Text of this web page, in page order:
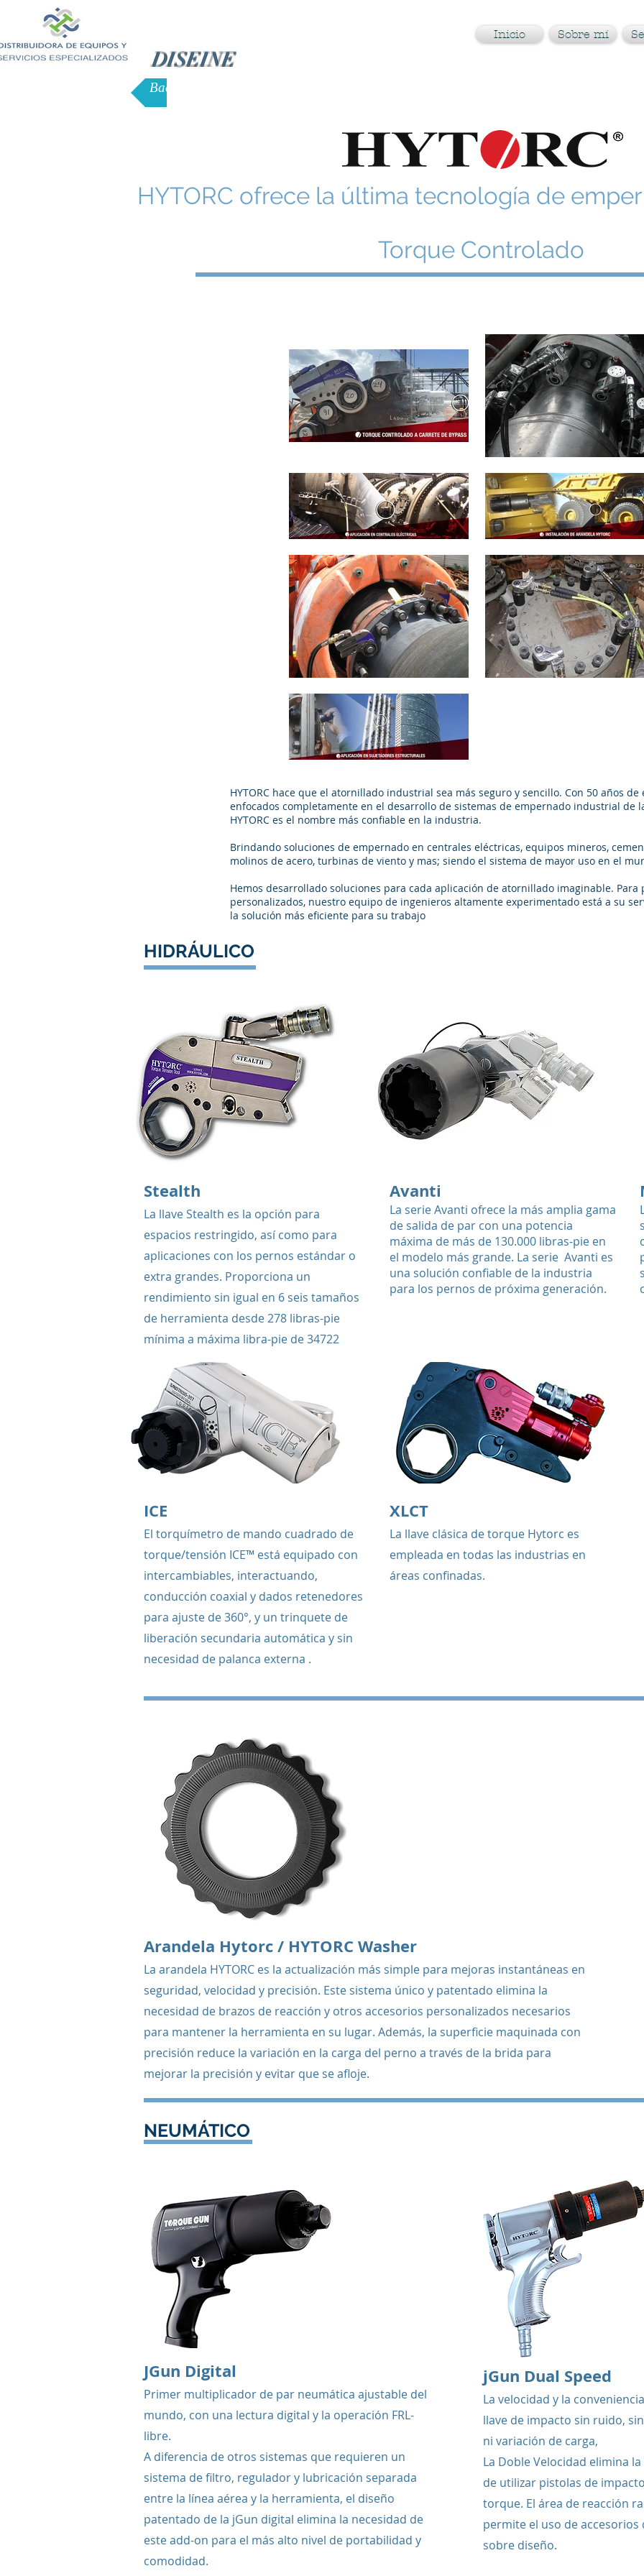
Inicio Sobre mí
DISEINE
Back to equipment
HYTORC ofrece la última tecnología de
Torque Controlado
HYTORC hace que el atornillado industrial sea más seguro y sencillo. Con 50 años de
enfocados completamente en el desarrollo de sistemas de empernado industrial de
HYTORC es el nombre más confiable en la industria.
Brindando soluciones de empernado en centrales eléctricas, equipos mineros,
molinos de acero, turbinas de viento y mas; siendo el sistema de mayor uso en el
Hemos desarrollado soluciones para cada aplicación de atornillado imaginable. Para
personalizados, nuestro equipo de ingenieros altamente experimentado está a su
la solución más eficiente para su trabajo
HIDRÁULICO
Stealth
La llave Stealth es la opción para
espacios restringido, así como para
aplicaciones con los pernos estándar o
extra grandes. Proporciona un
rendimiento sin igual en 6 seis tamaños
de herramienta desde 278 libras-pie
mínima a máxima libra-pie de 34722
ICE
El torquímetro de mando cuadrado de
torque/tensión ICE™ está equipado con
intercambiables, interactuando,
conducción coaxial y dados retenedores
para ajuste de 360°, y un trinquete de
liberación secundaria automática y sin
necesidad de palanca externa .
Avanti
La serie Avanti ofrece la más amplia gama
de salida de par con una potencia
máxima de más de 130.000 libras-pie en
el modelo más grande. La serie Avanti es
una solución confiable de la industria
para los pernos de próxima generación.
XLCT
La llave clásica de torque Hytorc es
empleada en todas las industrias en
áreas confinadas.
Arandela Hytorc / HYTORC Washer
La arandela HYTORC es la actualización más simple para mejoras instantáneas en
seguridad, velocidad y precisión. Este sistema único y patentado elimina la
necesidad de brazos de reacción y otros accesorios personalizados necesarios
para mantener la herramienta en su lugar. Además, la superficie maquinada con
precisión reduce la variación en la carga del perno a través de la brida para
mejorar la precisión y evitar que se afloje.
NEUMÁTICO
JGun Digital
Primer multiplicador de par neumática ajustable del
mundo, con una lectura digital y la operación FRL-
libre.
A diferencia de otros sistemas que requieren un
sistema de filtro, regulador y lubricación separada
entre la línea aérea y la herramienta, el diseño
patentado de la jGun digital elimina la necesidad de
este add-on para el más alto nivel de portabilidad y
comodidad.
jGun Dual Speed
La velocidad y la
llave de impacto sin ruido,
ni variación de carga,
La Doble Velocidad elimina
de utilizar pistolas de
torque. El área de reacción
permite el uso de accesorios
sobre diseño.